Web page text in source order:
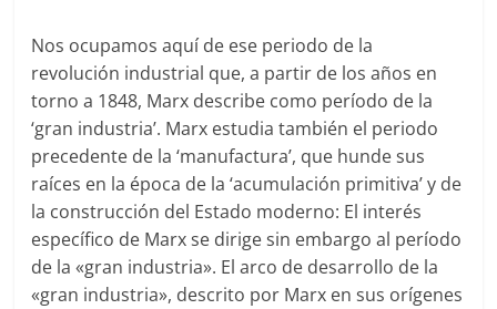
Nos ocupamos aquí de ese periodo de la
revolución industrial que, a partir de los años en
torno a 1848, Marx describe como período de la
‘gran industria’. Marx estudia también el periodo
precedente de la ‘manufactura’, que hunde sus
raíces en la época de la ‘acumulación primitiva’ y de
la construcción del Estado moderno: El interés
específico de Marx se dirige sin embargo al período
de la «gran industria». El arco de desarrollo de la
«gran industria», descrito por Marx en sus orígenes